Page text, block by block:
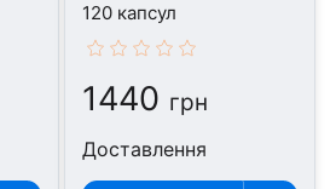
120 капсул
1440 грн
Доставлення